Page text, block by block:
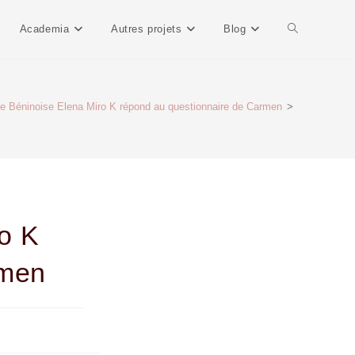
Academia Autres projets Blog
Béninoise Elena Miro K répond au questionnaire de Carmen >
K